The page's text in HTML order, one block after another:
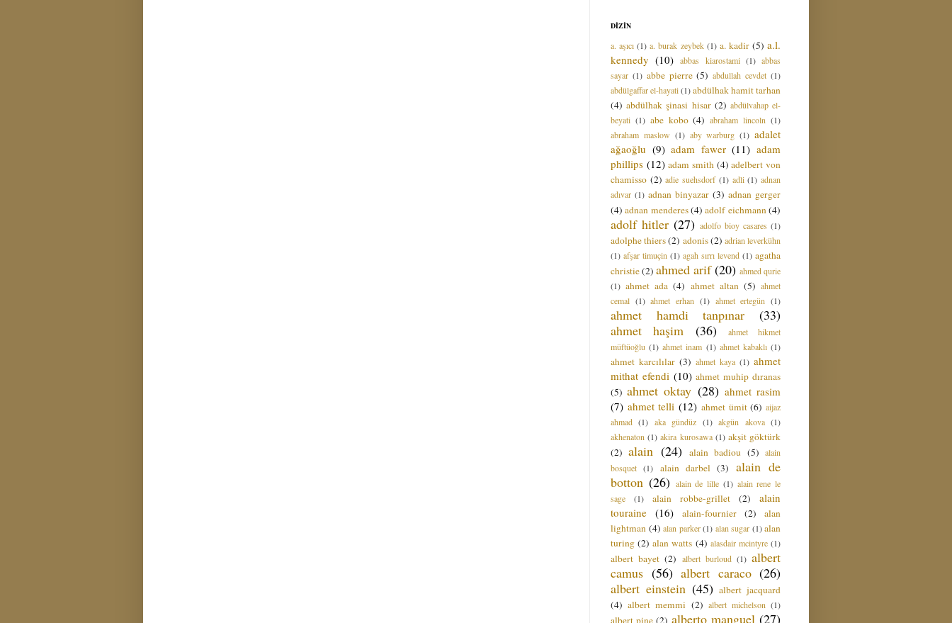
DİZİN
a. aşıcı (1) a. burak zeybek (1) a. kadir (5) a.l.
kennedy (10) abbas kiarostami (1) abbas
sayar (1) abbe pierre (5) abdullah cevdet (1)
abdülgaffar el-hayati(1)abdülhak hamit tarhan
(4) abdülhak şinasi hisar (2) abdülvahap el-
beyati (1) abe kobo (4) abraham lincoln (1)
abraham maslow (1) aby warburg (1) adalet
ağaoğlu (9) adam fawer (11) adam
phillips (12) adam smith (4) adelbert von
chamisso (2) adie suehsdorf (1) adli (1) adnan
adıvar (1) adnan binyazar (3) adnan gerger
(4) adnan menderes(4) adolf eichmann (4)
adolf hitler (27) adolfo bioy casares (1)
adolphe thiers(2) adonis(2) adrian leverkühn
(1) afşar timuçin (1) agah sırrı levend (1) agatha
christie(2) ahmed arif (20) ahmed qurie
(1) ahmet ada (4) ahmet altan (5) ahmet
cemal (1) ahmet erhan (1) ahmet ertegün (1)
ahmet hamdi tanpınar
(33)
ahmet haşim
(36)
ahmet hikmet
müftüoğlu (1) ahmet inam (1) ahmet kabaklı (1)
ahmet karcılılar (3) ahmet kaya (1) ahmet
mithat efendi (10) ahmet muhip dıranas
(5) ahmet oktay (28) ahmet rasim
(7) ahmet telli (12) ahmet ümit (6) aijaz
ahmad (1) aka gündüz (1) akgün akova (1)
akhenaton (1) akira kurosawa (1) akşit göktürk
(2) alain (24) alain badiou (5) alain
bosquet (1) alain darbel (3)
alain de
botton (26) alain de lille (1) alain rene le
sage
(1) alain robbe-grillet (2)
alain
touraine (16) alain-fournier (2)
alan
lightman (4) alan parker (1) alan sugar (1) alan
turing (2) alan watts (4) alasdair mcintyre (1)
albert bayet (2) albert burloud (1) albert
camus (56) albert caraco (26)
albert einstein (45) albert jacquard
(4) albert memmi (2) albert michelson (1)
albert pine (2) alberto manguel (27)